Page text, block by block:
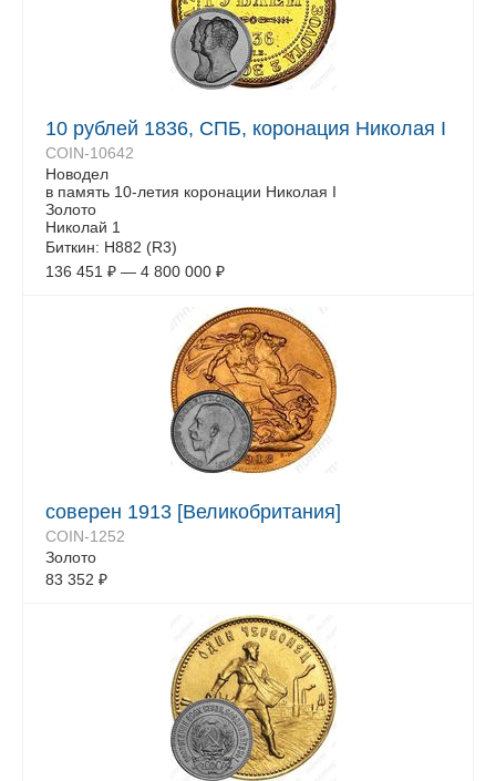
10 рублей 1836, СПБ, коронация Николая I
COIN-10642
Новодел
в память 10-летия коронации Николая I
Золото
Николай 1
Биткин: Н882 (R3)
136 451 ₽ — 4 800 000 ₽
соверен 1913 [Великобритания]
COIN-1252
Золото
83 352 ₽